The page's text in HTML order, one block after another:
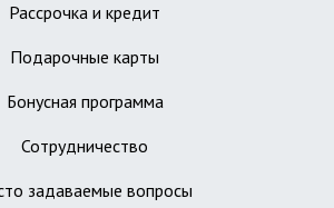
Рассрочка и кредит
Подарочные карты
Бонусная программа
Сотрудничество
задаваемые вопросы